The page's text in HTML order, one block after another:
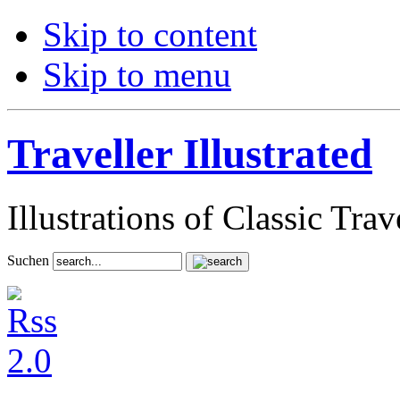
Skip to content
Skip to menu
Traveller Illustrated
Illustrations of Classic
Suchen